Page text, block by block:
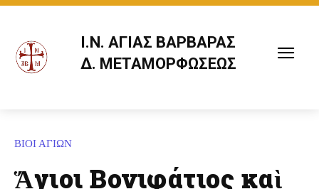
Ι.Ν. ΑΓΙΑΣ ΒΑΡΒΑΡΑΣ
Δ. ΜΕΤΑΜΟΡΦΩΣΕΩΣ
ΒΙΟΙ ΑΓΙΩΝ
Ἅγιοι Βονιφάτιος καὶ